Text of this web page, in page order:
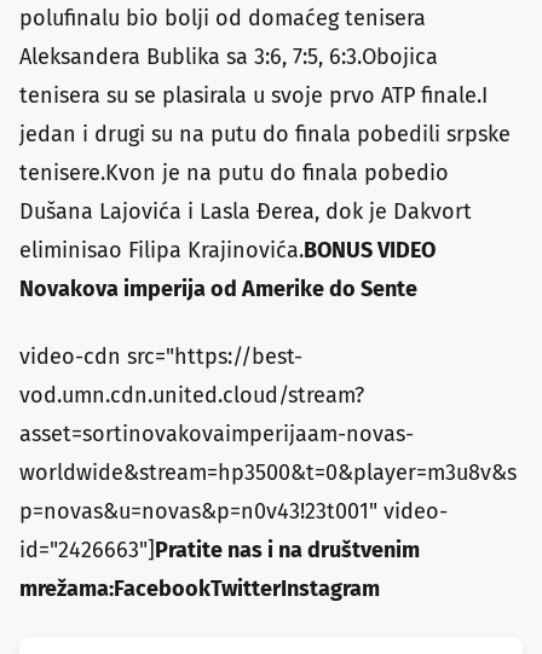
polufinalu bio bolji od domaćeg tenisera
Aleksandera Bublika sa 3:6, 7:5, 6:3.Obojica
tenisera su se plasirala u svoje prvo ATP finale.I
jedan i drugi su na putu do finala pobedili srpske
tenisere.Kvon je na putu do finala pobedio
Dušana Lajovića i Lasla Đerea, dok je Dakvort
eliminisao Filipa Krajinovića.BONUS VIDEO
Novakova imperija od Amerike do Sente
video-cdn src="https://best-
vod.umn.cdn.united.cloud/stream?
asset=sortinovakovaimperijaam-novas-
worldwide&stream=hp3500&t=0&player=m3u8v&s
p=novas&u=novas&p=n0v43!23t001" video-
id="2426663"]Pratite nas i na društvenim
mrežama:FacebookTwitterInstagram